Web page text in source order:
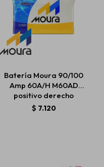
Batería Moura 90/100
Amp 60A/H M60AD
positivo derecho
$ 7.120